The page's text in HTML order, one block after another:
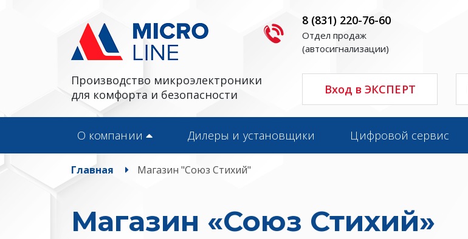
Производство микроэлектроники
для комфорта и безопасности
8 (831) 220-76-60
Отдел продаж
(автосигнализации)
Вход в ЭКСПЕРТ
О компании Дилеры и установщики Цифровой сервис
Главная Магазин "Союз Стихий"
Магазин «Союз Стихий»